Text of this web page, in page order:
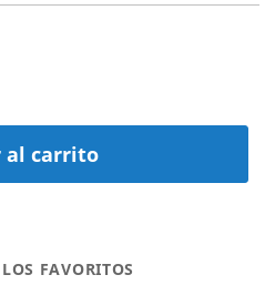
al carrito
FAVORITOS